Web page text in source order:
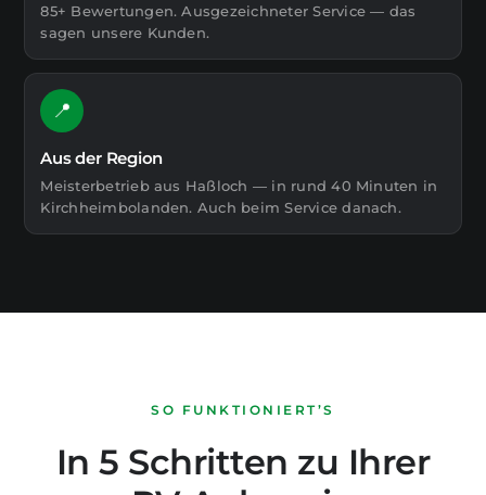
85+ Bewertungen. Ausgezeichneter Service — das
sagen unsere Kunden.
📍
Aus der Region
Meisterbetrieb aus Haßloch — in rund 40 Minuten in
Kirchheimbolanden. Auch beim Service danach.
SO FUNKTIONIERT’S
In 5 Schritten zu Ihrer